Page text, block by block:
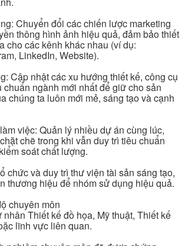
Chuyển đổi các chiến lược marketing
thông hình ảnh hiệu quả, đảm bảo thiết
cho các kênh khác nhau (ví dụ:
LinkedIn, Website).
Cập nhật các xu hướng thiết kế, công cụ
chuẩn ngành mới nhất để giữ cho sản
chúng ta luôn mới mẻ, sáng tạo và cạnh
việc: Quản lý nhiều dự án cùng lúc,
chẽ trong khi vẫn duy trì tiêu chuẩn
soát chất lượng.
chức và duy trì thư viện tài sản sáng tạo,
thương hiệu để nhóm sử dụng hiệu quả.
chuyên môn
Thiết kế đồ họa, Mỹ thuật, Thiết kế
lĩnh vực liên quan.